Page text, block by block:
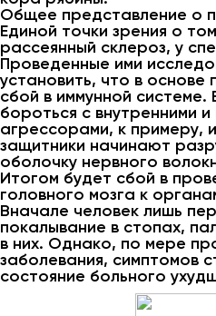
Общее представление о
Единой точки зрения о
рассеянный склероз, у
Проведенные ими
установить, что в основе
сбой в иммунной
бороться с внутренними
агрессорами, к примеру,
защитники начинают
оболочку нервного
Итогом будет сбой в
головного мозга к
Вначале человек лишь
покалывание в стопах,
в них. Однако, по мере
заболевания, симптомов
состояние больного